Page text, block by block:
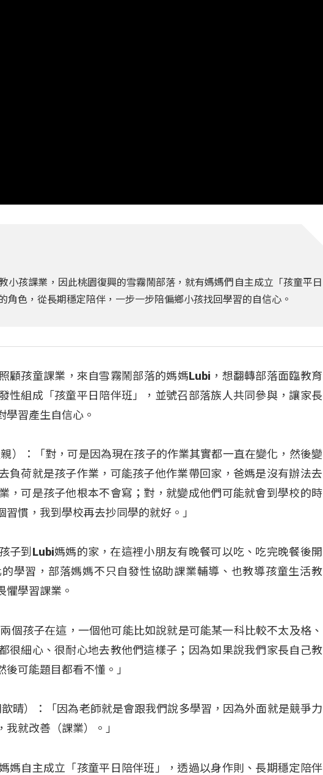
小孩課業，因此桃園復興的雪霧鬧部落，就有媽媽們自主成立「孩童平日
角色，從長期穩定陪伴，一步一步陪偏鄉小孩找回學習的自信心。
顧孩童課業，來自雪霧鬧部落的媽媽Lubi，想翻轉部落面臨教育
性組成「孩童平日陪伴班」，並號召部落族人共同參與，讓家長
學習產生自信心。
）：「對，可是因為現在孩子的作業其實都一直在變化，然後變
負荷就是孩子作業，可能孩子他作業帶回家，爸媽是沒有辦法去
，可是孩子他根本不會寫；對，就變成他們可能就會到學校的時
慣，我到學校再去抄同學的就好。」
子到Lubi媽媽的家，在這裡小朋友有晚餐可以吃、吃完晚餐後開
學習，部落媽媽不只自發性協助課業輔導、也教導孩童生活教
懼學習課業。
個孩子在這，一個他可能比如說就是可能某一科比較不太及格、
很細心、很耐心地去教他們這樣子；因為如果說我們家長自己教
可能題目都看不懂。」
晴）：「因為老師就是會跟我們說多學習，因為外面就是競爭力
就改善（課業）。」
媽自主成立「孩童平日陪伴班」，透過以身作則、長期穩定陪伴